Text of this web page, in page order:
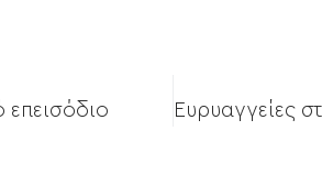
επεισόδιο